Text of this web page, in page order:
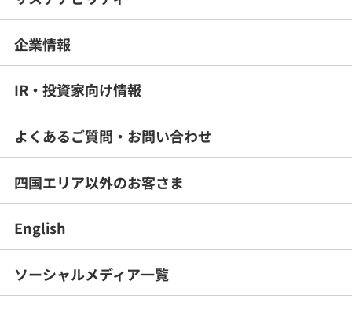
企業情報
IR・投資家向け情報
よくあるご質問・ お問い合わせ
四国エリア以外のお客さま
English
ソーシャルメディア一覧